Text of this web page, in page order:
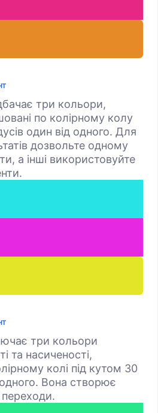
три кольори,
по колірному колу
один від одного. Для
дозвольте одному
а інші використовуйте
три кольори
та насиченості,
колі під кутом 30
одного. Вона створює
переходи.